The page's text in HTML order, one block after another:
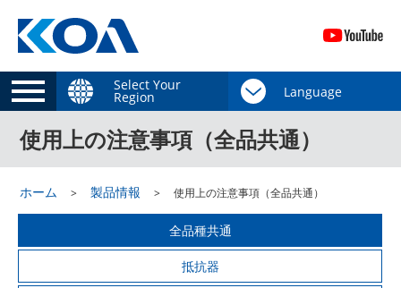
Select Your
Region
使用上の注意事項（全品共通）
ホーム 製品情報 使用上の注意事項（全品共通）
全品種共通
抵抗器